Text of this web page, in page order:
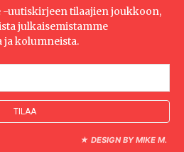
-uutiskirjeen tilaajien joukkoon,
julkaisemistamme
ja kolumneista.
★ DESIGN BY MIKE M.